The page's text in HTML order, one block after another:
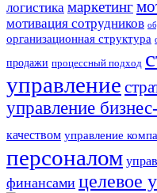
логистика маркетинг
мотивация сотрудников
организационная структура
продажи процессный подход
управление
управление
качеством управление
персоналом
финансами целевое